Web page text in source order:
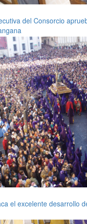
del Consorcio
el excelente desarrollo